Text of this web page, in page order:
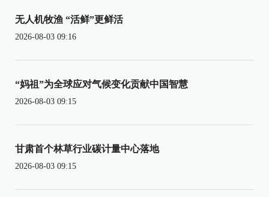
无人机牧渔 “活鲜”更鲜活
2026-08-03 09:16
“妈祖”为全球应对气候变化贡献中国智慧
2026-08-03 09:15
甘肃首个林草行业碳计量中心落地
2026-08-03 09:15